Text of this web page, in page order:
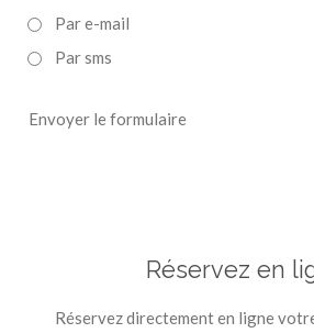
Par e-mail
Par sms
Envoyer le formulaire
Réservez en
Réservez directement en ligne